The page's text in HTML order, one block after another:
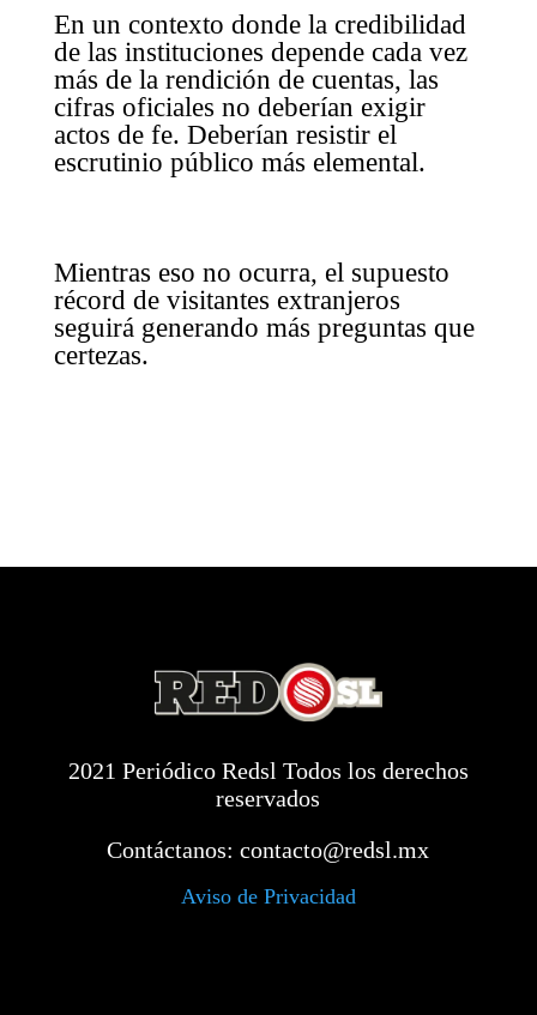
En un contexto donde la credibilidad
de las instituciones depende cada vez
más de la rendición de cuentas, las
cifras oficiales no deberían exigir
actos de fe. Deberían resistir el
escrutinio público más elemental.
Mientras eso no ocurra, el supuesto
récord de visitantes extranjeros
seguirá generando más preguntas que
certezas.
2021 Periódico Redsl Todos los derechos
reservados
Contáctanos:contacto@redsl.mx
Aviso de Privacidad